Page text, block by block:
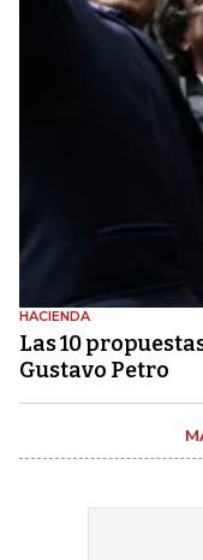
HACIENDA
Las 10
Gustavo Petro